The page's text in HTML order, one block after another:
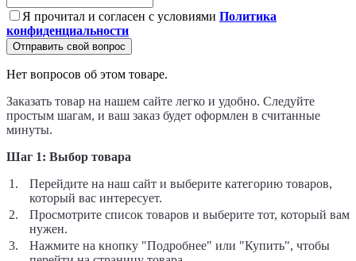
Я прочитал и согласен с условиями Политика
конфиденциальности
Отправить свой вопрос
Нет вопросов об этом товаре.
Заказать товар на нашем сайте легко и удобно. Следуйте
простым шагам, и ваш заказ будет оформлен в считанные
минуты.
Шаг 1: Выбор товара
Перейдите на наш сайт и выберите категорию товаров,
который вас интересует.
Просмотрите список товаров и выберите тот, который вам
нужен.
Нажмите на кнопку "Подробнее" или "Купить", чтобы